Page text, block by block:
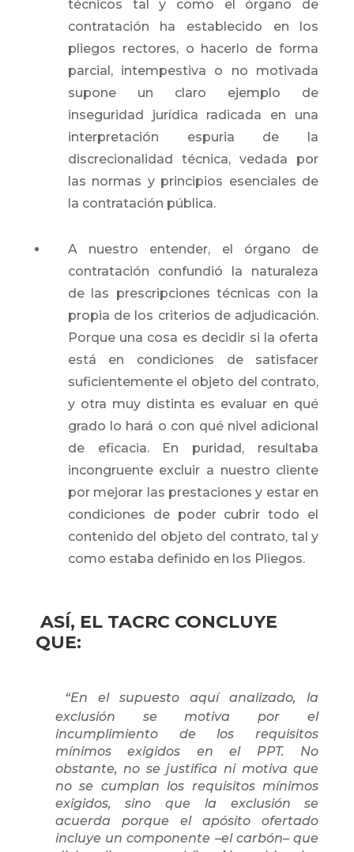
técnicos tal y como el órgano de
contratación ha establecido en los
pliegos rectores, o hacerlo de forma
parcial, intempestiva o no motivada
supone un claro ejemplo de
inseguridad jurídica radicada en una
interpretación espuria de la
discrecionalidad técnica, vedada por
las normas y principios esenciales de
la contratación pública.
A nuestro entender, el órgano de
contratación confundió la naturaleza
de las prescripciones técnicas con la
propia de los criterios de adjudicación.
Porque una cosa es decidir si la oferta
está en condiciones de satisfacer
suficientemente el objeto del contrato,
y otra muy distinta es evaluar en qué
grado lo hará o con qué nivel adicional
de eficacia. En puridad, resultaba
incongruente excluir a nuestro cliente
por mejorar las prestaciones y estar en
condiciones de poder cubrir todo el
contenido del objeto del contrato, tal y
como estaba definido en los Pliegos.
ASÍ, EL TACRC CONCLUYE
QUE:
“En el supuesto aquí analizado, la
exclusión se motiva por el
incumplimiento de los requisitos
mínimos exigidos en el PPT. No
obstante, no se justifica ni motiva que
no se cumplan los requisitos mínimos
exigidos, sino que la exclusión se
acuerda porque el apósito ofertado
incluye un componente –el carbón– que